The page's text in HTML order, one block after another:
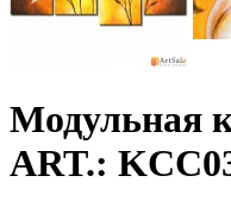
Модульная
ART.: